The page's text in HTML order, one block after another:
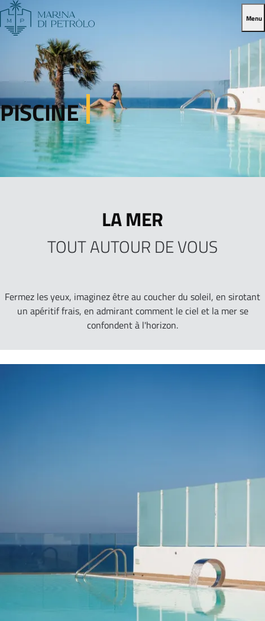
Menu
PISCINE
LA MER
TOUT AUTOUR DE VOUS
Fermez les yeux, imaginez être au coucher du soleil, en sirotant
un apéritif frais, en admirant comment le ciel et la mer se
confondent à l'horizon.